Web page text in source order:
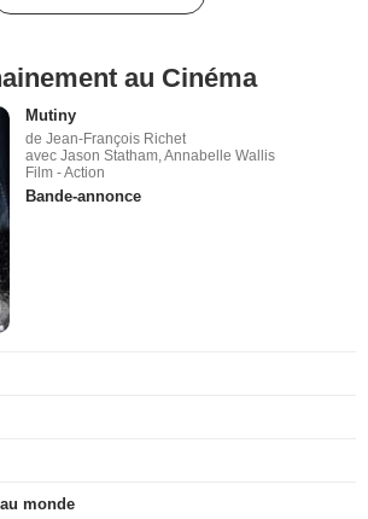
au Cinéma
Mutiny
de Jean-François Richet
avec Jason Statham, Annabelle Wallis
Film - Action
Bande-annonce
monde